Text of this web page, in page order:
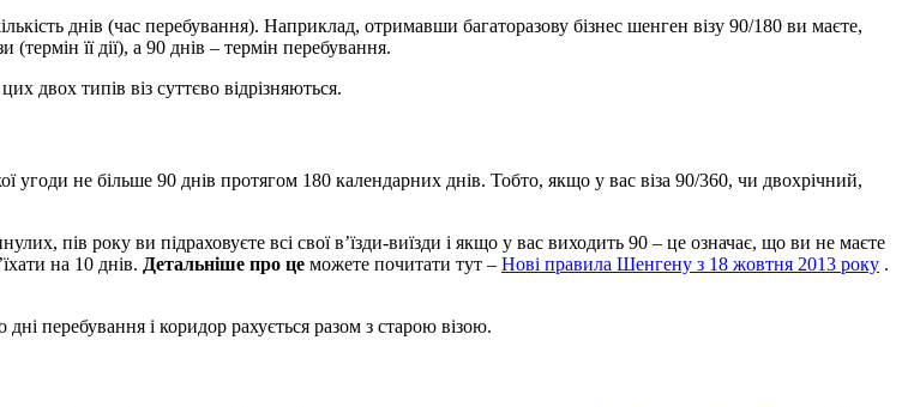
днів (час перебування). Наприклад, отримавши багаторазову бізнес шенген візу 90/180 ви маєте,
її дії), а 90 днів – термін перебування.
двох типів віз суттєво відрізняються.
угоди не більше 90 днів протягом 180 календарних днів. Тобто, якщо у вас віза 90/360, чи двохрічний,
пів року ви підраховуєте всі свої в’їзди-виїзди і якщо у вас виходить 90 – це означає, що ви не маєте
на 10 днів. Детальніше про це можете почитати тут – Нові правила Шенгену з 18 жовтня 2013 року .
перебування і коридор рахується разом з старою візою.